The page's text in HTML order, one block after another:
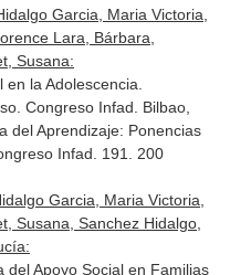
Garcia, Maria Victoria,
Lara, Bárbara,
Susana:
la Adolescencia.
Congreso Infad. Bilbao,
del Aprendizaje: Ponencias
Infad. 191. 200
Garcia, Maria Victoria,
Susana, Sanchez Hidalgo,
del Apoyo Social en Familias